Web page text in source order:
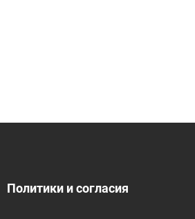
Политики и согласия